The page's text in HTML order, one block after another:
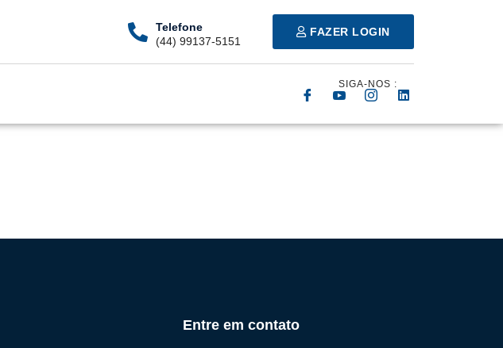
Telefone
(44) 99137-5151
FAZER LOGIN
SIGA-NOS :
Entre em contato